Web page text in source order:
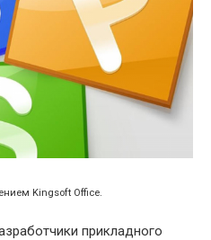
Kingsoft Office.
прикладного